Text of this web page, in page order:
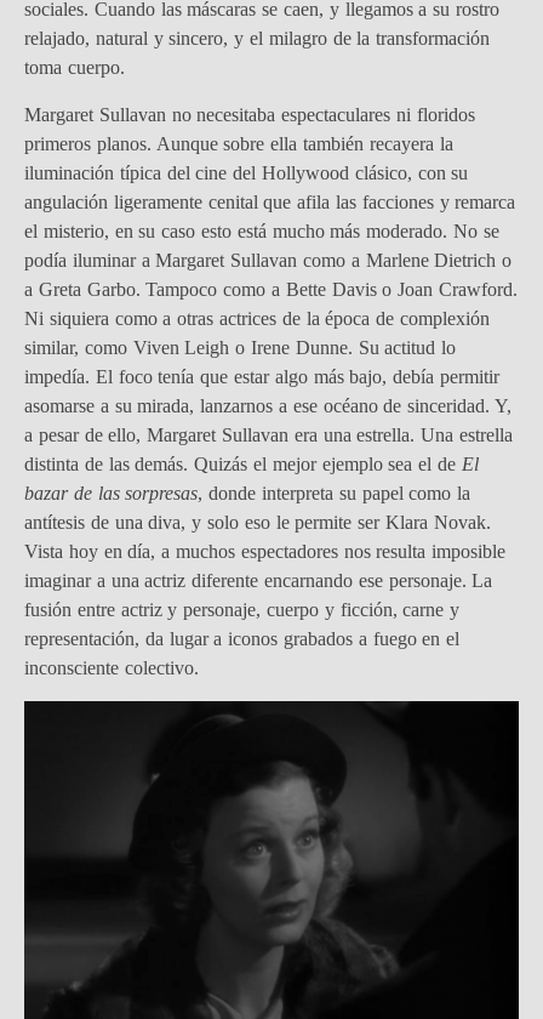
sociales. Cuando las máscaras se caen, y llegamos a su rostro
relajado, natural y sincero, y el milagro de la transformación
toma cuerpo.
Margaret Sullavan no necesitaba espectaculares ni floridos
primeros planos. Aunque sobre ella también recayera la
iluminación típica del cine del Hollywood clásico, con su
angulación ligeramente cenital que afila las facciones y remarca
el misterio, en su caso esto está mucho más moderado. No se
podía iluminar a Margaret Sullavan como a Marlene Dietrich o
a Greta Garbo. Tampoco como a Bette Davis o Joan Crawford.
Ni siquiera como a otras actrices de la época de complexión
similar, como Viven Leigh o Irene Dunne. Su actitud lo
impedía. El foco tenía que estar algo más bajo, debía permitir
asomarse a su mirada, lanzarnos a ese océano de sinceridad. Y,
a pesar de ello, Margaret Sullavan era una estrella. Una estrella
distinta de las demás. Quizás el mejor ejemplo sea el de El
bazar de las sorpresas, donde interpreta su papel como la
antítesis de una diva, y solo eso le permite ser Klara Novak.
Vista hoy en día, a muchos espectadores nos resulta imposible
imaginar a una actriz diferente encarnando ese personaje. La
fusión entre actriz y personaje, cuerpo y ficción, carne y
representación, da lugar a iconos grabados a fuego en el
inconsciente colectivo.